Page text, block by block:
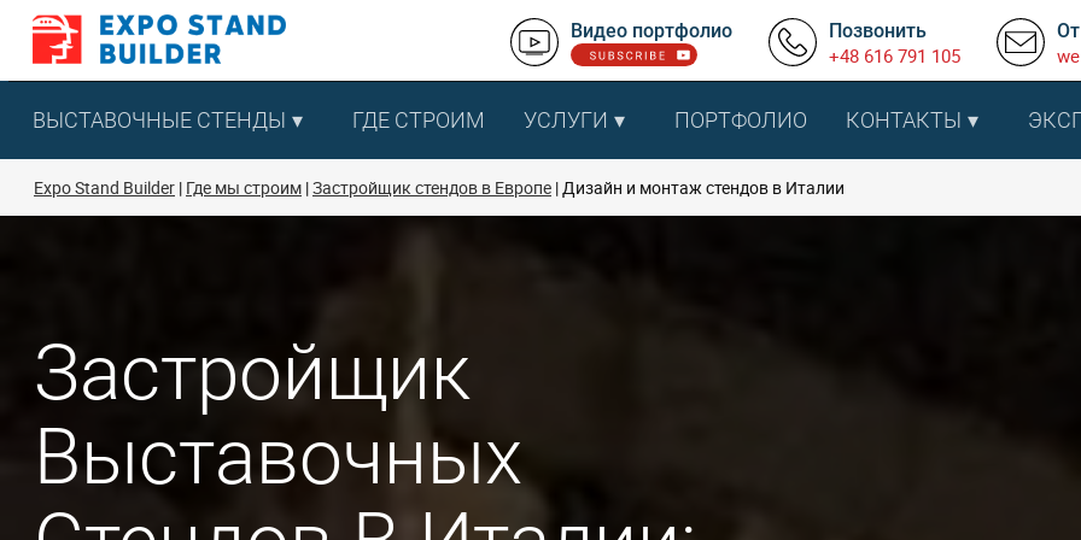
Перейти
содержанию
Видео портфолио Позвонить
+48 616 791 105
ВЫСТАВОЧНЫЕ СТЕНДЫ ГДЕ СТРОИМ УСЛУГИ ПОРТФОЛИО КОНТАКТЫ
Expo Stand Builder Где мы строим Застройщик стендов в Европе Дизайн и монтаж стендов в Италии
Застройщик
Выставочных